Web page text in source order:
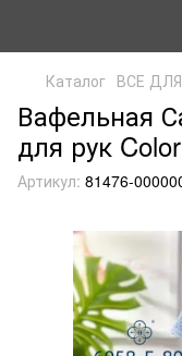
Каталог ВСЕ
Вафельная
для рук
Артикул: 81476-